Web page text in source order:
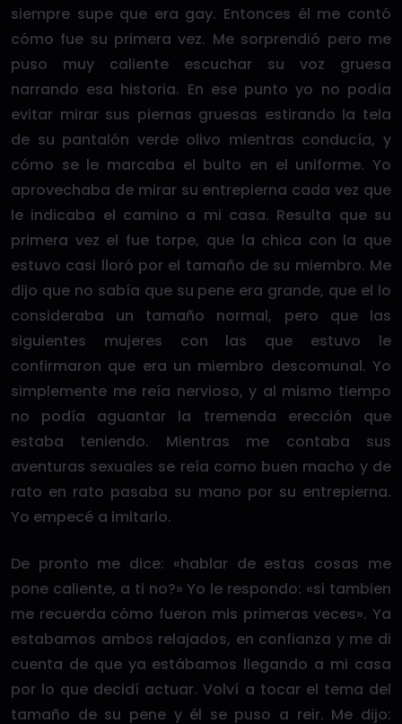
siempre supe que era gay. Entonces él me contó
cómo fue su primera vez. Me sorprendió pero me
puso muy caliente escuchar su voz gruesa
narrando esa historia. En ese punto yo no podía
evitar mirar sus piernas gruesas estirando la tela
de su pantalón verde olivo mientras conducía, y
cómo se le marcaba el bulto en el uniforme. Yo
aprovechaba de mirar su entrepierna cada vez que
le indicaba el camino a mi casa. Resulta que su
primera vez el fue torpe, que la chica con la que
estuvo casi lloró por el tamaño de su miembro. Me
dijo que no sabía que su pene era grande, que el lo
consideraba un tamaño normal, pero que las
siguientes mujeres con las que estuvo le
confirmaron que era un miembro descomunal. Yo
simplemente me reía nervioso, y al mismo tiempo
no podía aguantar la tremenda erección que
estaba teniendo. Mientras me contaba sus
aventuras sexuales se reía como buen macho y de
rato en rato pasaba su mano por su entrepierna.
Yo empecé a imitarlo.
De pronto me dice: «hablar de estas cosas me
pone caliente, a ti no?» Yo le respondo: «si tambien
me recuerda cómo fueron mis primeras veces». Ya
estabamos ambos relajados, en confianza y me di
cuenta de que ya estábamos llegando a mi casa
por lo que decidí actuar. Volví a tocar el tema del
tamaño de su pene y él se puso a reir. Me dijo: